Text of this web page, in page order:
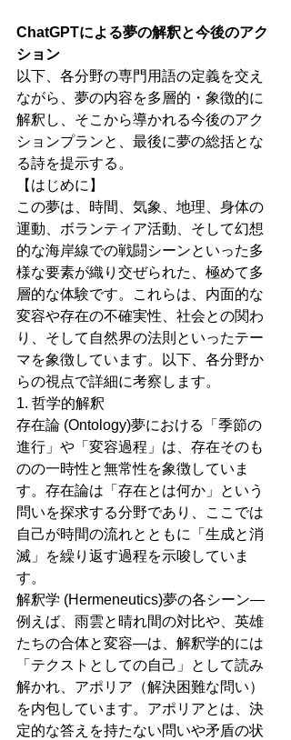
ChatGPTによる夢の解釈と今後のアク
ション
以下、各分野の専門用語の定義を交え
ながら、夢の内容を多層的・象徴的に
解釈し、そこから導かれる今後のアク
ションプランと、最後に夢の総括とな
る詩を提示する。
【はじめに】
この夢は、時間、気象、地理、身体の
運動、ボランティア活動、そして幻想
的な海岸線での戦闘シーンといった多
様な要素が織り交ぜられた、極めて多
層的な体験です。これらは、内面的な
変容や存在の不確実性、社会との関わ
り、そして自然界の法則といったテー
マを象徴しています。以下、各分野か
らの視点で詳細に考察します。
1. 哲学的解釈
存在論 (Ontology)夢における「季節の
進行」や「変容過程」は、存在そのも
のの一時性と無常性を象徴していま
す。存在論は「存在とは何か」という
問いを探求する分野であり、ここでは
自己が時間の流れとともに「生成と消
滅」を繰り返す過程を示唆していま
す。
解釈学 (Hermeneutics)夢の各シーン—
例えば、雨雲と晴れ間の対比や、英雄
たちの合体と変容—は、解釈学的には
「テクストとしての自己」として読み
解かれ、アポリア（解決困難な問い）
を内包しています。アポリアとは、決
定的な答えを持たない問いや矛盾の状